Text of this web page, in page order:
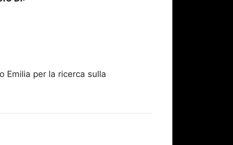
Emilia per la ricerca sulla